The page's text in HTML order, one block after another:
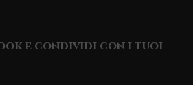
e condividi con i tuoi